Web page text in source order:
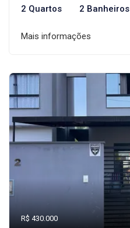
2 Quartos 2 Banheiros
Mais informações
R$ 430.000